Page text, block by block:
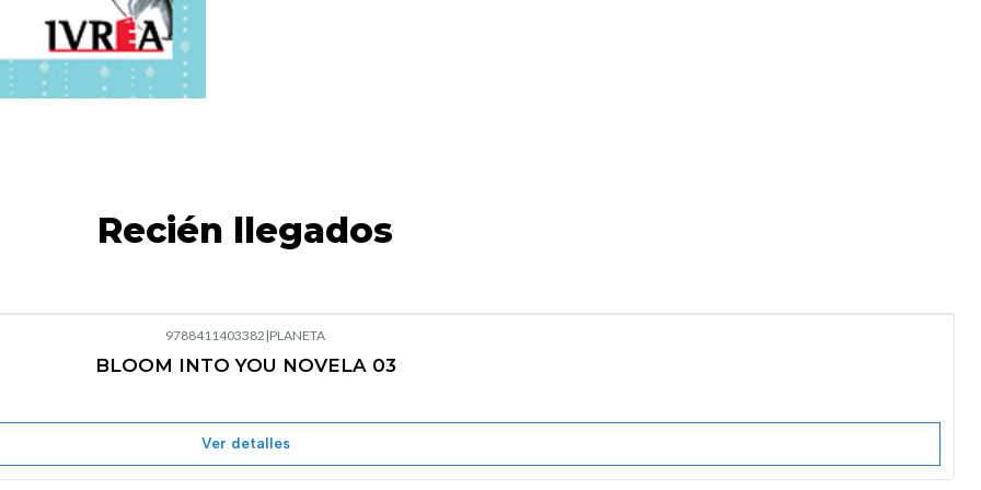
Recién llegados
9788411403382 |PLANETA
BLOOM INTO YOU NOVELA 03
Ver detalles